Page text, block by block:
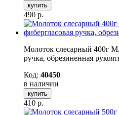
купить
490 р.
Молоток слесарный 400г
ручка, обрезиненная
Код: 40450
в наличии
купить
410 р.